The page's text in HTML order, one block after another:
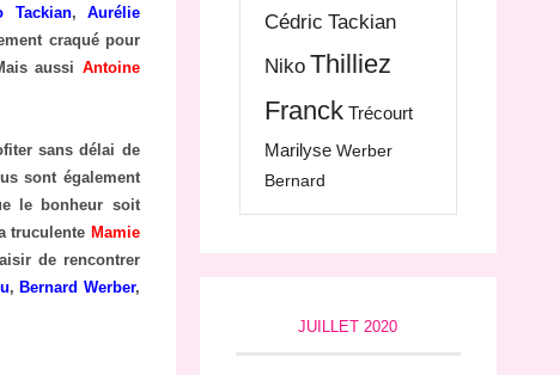
Tackian, Aurélie
craqué pour
aussi Antoine
sans délai de
sont également
le bonheur soit
truculente Mamie
de rencontrer
, Bernard Werber,
Cédric Tackian
Niko Thilliez
Franck Trécourt
Marilyse Werber
Bernard
JUILLET 2020